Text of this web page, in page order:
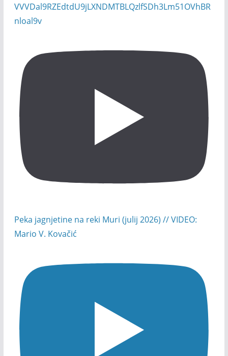
VVVDal9RZEdtdU9jLXNDMTBLQzlfSDh3Lm51OVhBR
nloal9v
Peka jagnjetine na reki Muri (julij 2026) // VIDEO:
Mario V. Kovačić